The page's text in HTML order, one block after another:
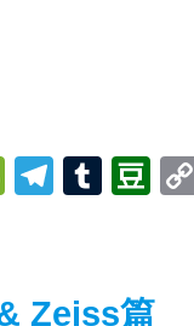
WeChat
Zeiss篇